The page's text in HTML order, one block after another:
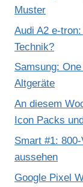
Muster
Audi A2 e-
Technik?
Samsung:
Altgeräte
An diesem
Icon Packs
Smart #1:
aussehen
Google Pixel